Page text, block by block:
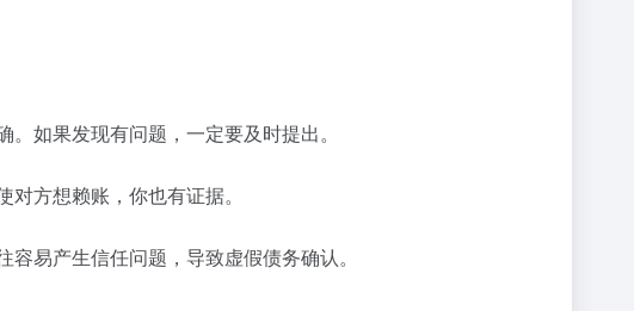
如果发现有问题，一定要及时提出。
方想赖账，你也有证据。
易产生信任问题，导致虚假债务确认。